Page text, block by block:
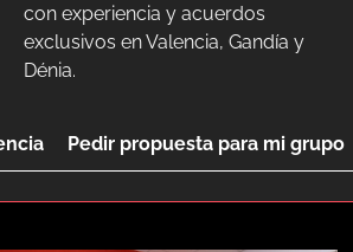
con experiencia y acuerdos
exclusivos en Valencia, Gandía y
Dénia.
Pedir propuesta para mi grupo